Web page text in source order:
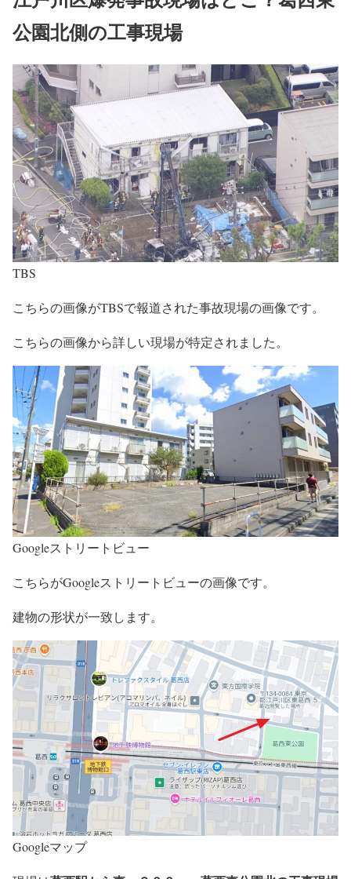
公園北側の工事現場
TBS
こちらの画像がTBSで報道された事故現場の画像です。
こちらの画像から詳しい現場が特定されました。
Googleストリートビュー
こちらがGoogleストリートビューの画像です。
建物の形状が一致します。
Googleマップ